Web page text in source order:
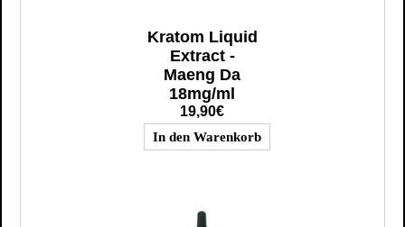
Kratom Liquid
Extract -
Maeng Da
18mg/ml
19,90€